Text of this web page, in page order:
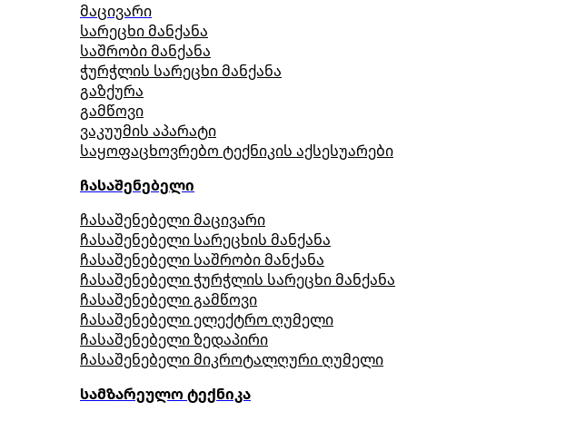
მაცივარი
სარეცხი მანქანა
საშრობი მანქანა
ჭურჭლის სარეცხი მანქანა
გაზქურა
გამწოვი
ვაკუუმის აპარატი
საყოფაცხოვრებო ტექნიკის აქსესუარები
ჩასაშენებელი
ჩასაშენებელი მაცივარი
ჩასაშენებელი სარეცხის მანქანა
ჩასაშენებელი საშრობი მანქანა
ჩასაშენებელი ჭურჭლის სარეცხი მანქანა
ჩასაშენებელი გამწოვი
ჩასაშენებელი ელექტრო ღუმელი
ჩასაშენებელი ზედაპირი
ჩასაშენებელი მიკროტალღური ღუმელი
სამზარეულო ტექნიკა